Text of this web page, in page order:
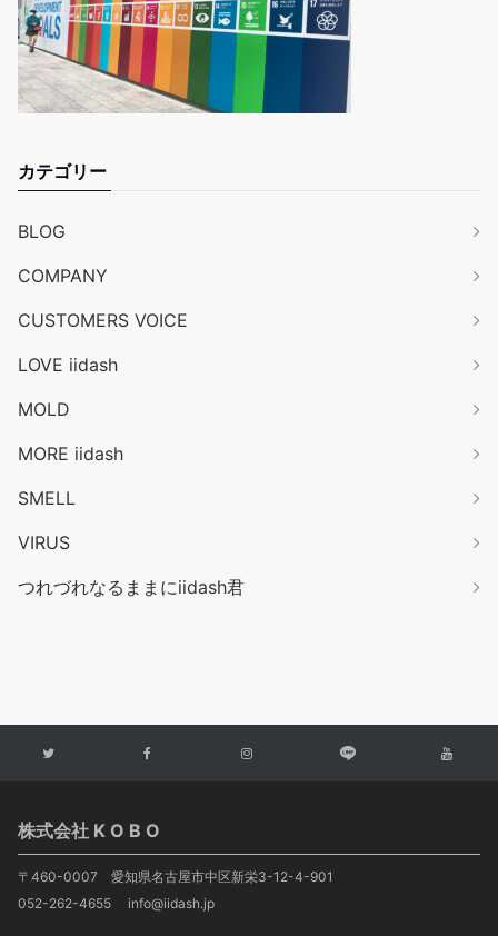
カテゴリー
BLOG
COMPANY
CUSTOMERS VOICE
LOVE iidash
MOLD
MORE iidash
SMELL
VIRUS
つれづれなるままにiidash君
株式会社 K O B O
〒460-0007 愛知県名古屋市中区新栄3-12-4-901
052-262-4655 info@iidash.jp